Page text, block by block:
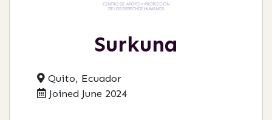
Surkuna
Quito, Ecuador
Joined June 2024